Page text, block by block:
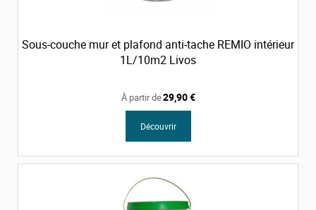
Sous-couche mur et plafond anti-tache REMIO intérieur
1L/10m2 Livos
À partir de29,90 €
Découvrir